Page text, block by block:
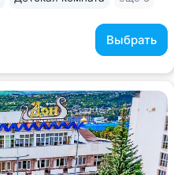
Выбрать